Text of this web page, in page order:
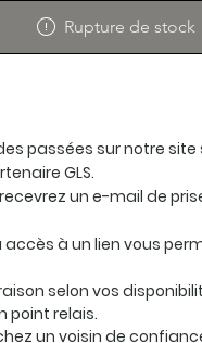
Rupture de stock
passées sur notre
GLS.
recevrez un e-mail de
à un lien vous
selon vos
point relais.
un voisin de